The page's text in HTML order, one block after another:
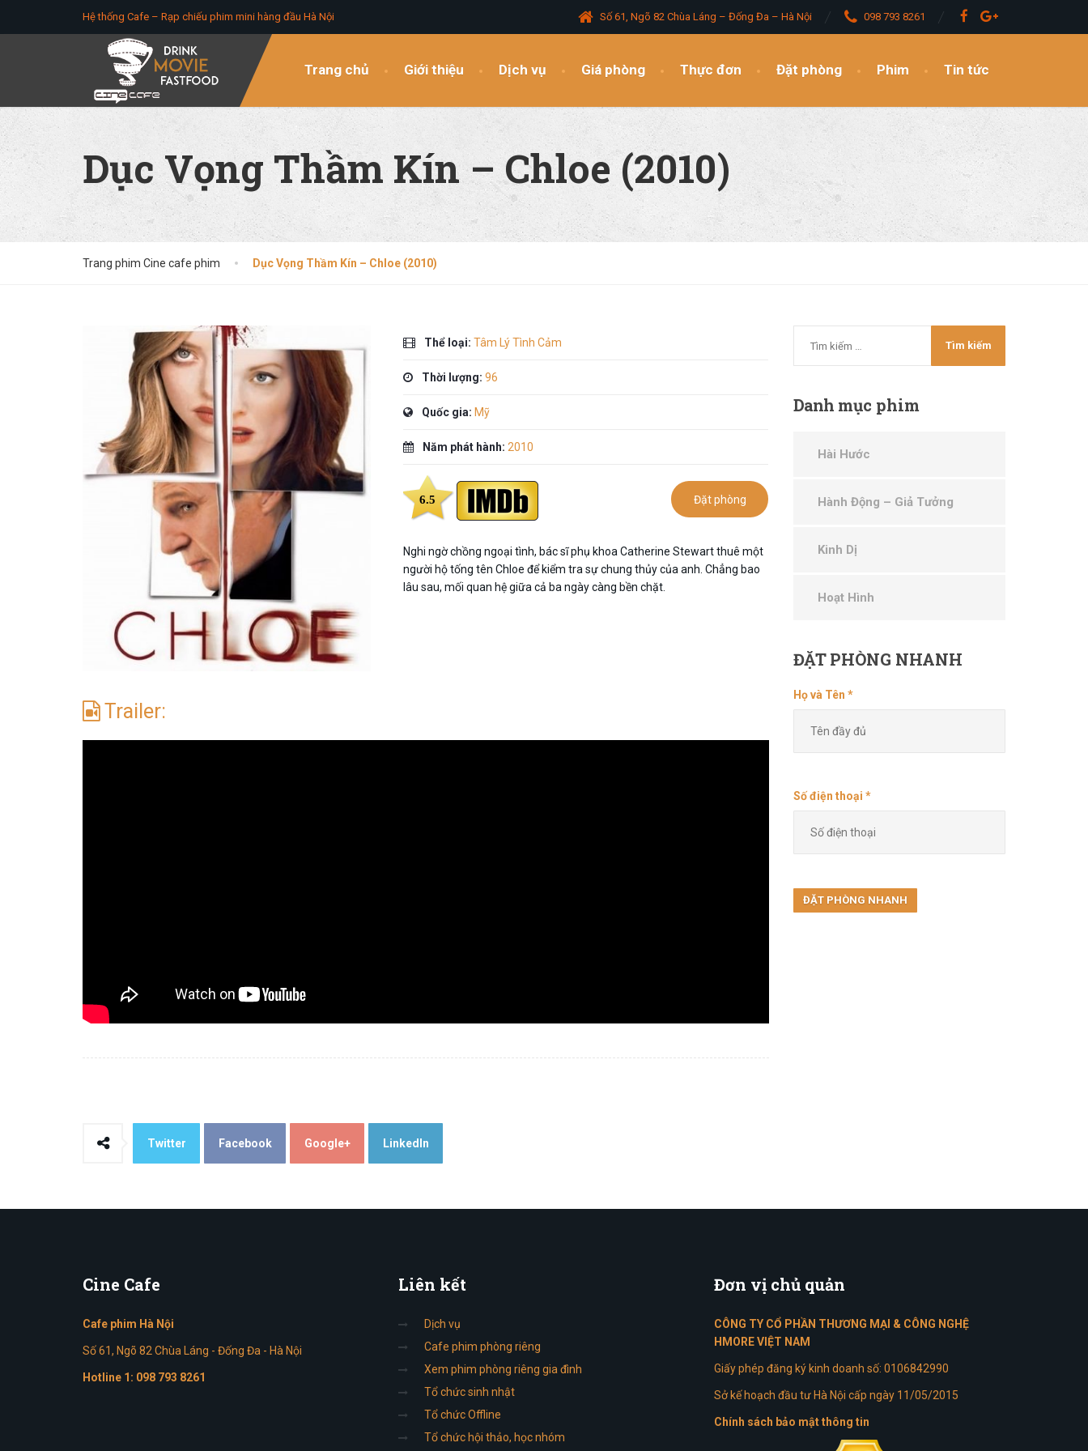
Hệ thống Cafe – Rạp chiếu phim mini hàng đầu Hà Nội Số 61, Ngõ 82 Chùa Láng – Đống Đa – Hà Nội 098 793 8261
Trang chủ Giới thiệu Dịch vụ Giá phòng Thực đơn Đặt phòng Phim Tin tức
Dục Vọng Thầm Kín – Chloe (2010)
Trang phim Cine cafe phim Dục Vọng Thầm Kín – Chloe (2010)
Thể loại: Tâm Lý Tình Cảm
Thời lượng: 96
Quốc gia: Mỹ
Năm phát hành: 2010
6.5 Đặt phòng
Nghi ngờ chồng ngoại tình, bác sĩ phụ khoa Catherine Stewart thuê một
người hộ tống tên Chloe để kiểm tra sự chung thủy của anh. Chẳng bao
lâu sau, mối quan hệ giữa cả ba ngày càng bền chặt.
Trailer:
Twitter Facebook Google+ LinkedIn
Danh mục phim
Hài Hước
Hành Động – Giả Tưởng
Kinh Dị
Hoạt Hình
ĐẶTPHÒNG NHANH
Họ và Tên *
Số điện thoại *
Cine Cafe
Cafe phim Hà Nội
Số 61, Ngõ 82 Chùa Láng - Đống Đa - Hà Nội
Hotline 1: 098 793 8261
Liên kết
Dịch vụ
Cafe phim phòng riêng
Xem phim phòng riêng gia đình
Tổ chức sinh nhật
Tổ chức Offline
Tổ chức hội thảo, học nhóm
Đơn vị chủ quản
CÔNG TY CỔ PHẦN THƯƠNG MẠI & CÔNG NGHỆ
HMORE VIỆT NAM
Giấy phép đăng ký kinh doanh số: 0106842990
Sở kế hoạch đầu tư Hà Nội cấp ngày 11/05/2015
Chính sách bảo mật thông tin